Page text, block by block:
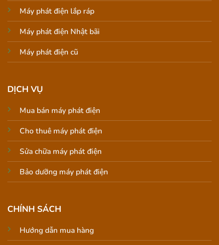
Máy phát điện lắp ráp
Máy phát điện Nhật bãi
Máy phát điện cũ
DỊCH VỤ
Mua bán máy phát điện
Cho thuê máy phát điện
Sửa chữa máy phát điện
Bảo dưỡng máy phát điện
CHÍNH SÁCH
Hướng dẫn mua hàng